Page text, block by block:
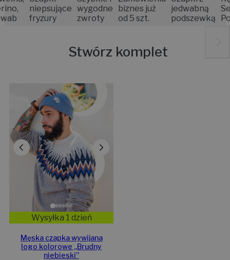
niepsujące
fryzury
wygodne
zwroty
biznes już
od 5 szt.
jedwabną
podszewką
Stwórz komplet
Wysyłka 1 dzień
Męska czapka wywijana
logo kolorowe „Brudny
niebieski”